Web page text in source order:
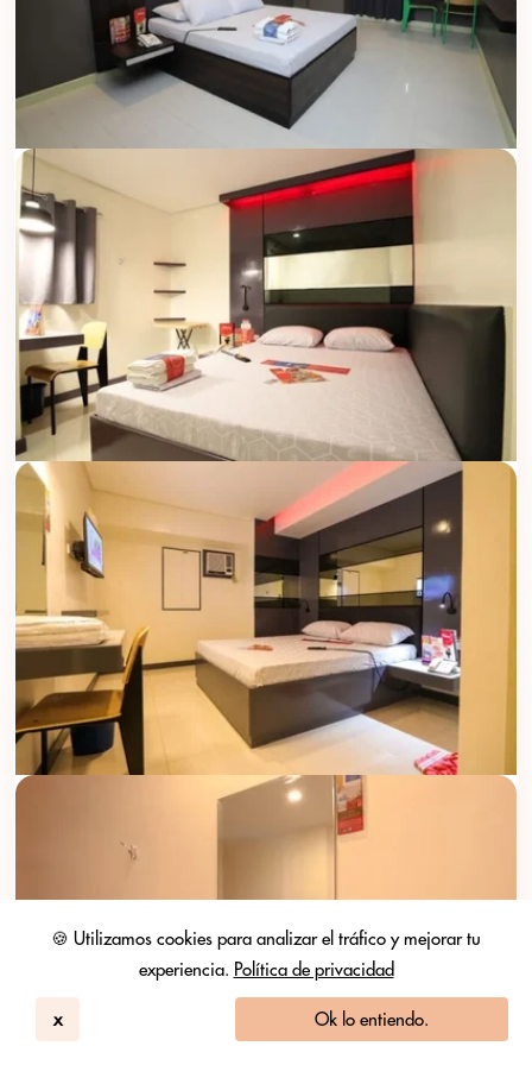
🍪 Utilizamos cookies para analizar el tráfico y mejorar tu
experiencia. Política de privacidad
x Ok lo entiendo.